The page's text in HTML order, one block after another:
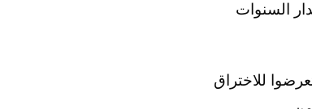
السنوات
للاختراق